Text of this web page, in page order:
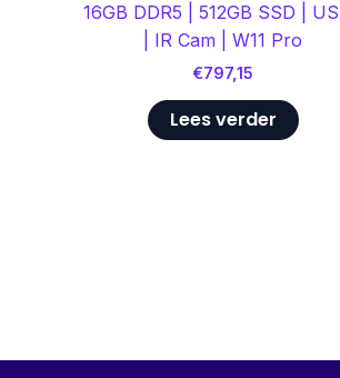
16GB DDR5 | 512GB SSD |
| IR Cam | W11 Pro
€797,15
Lees verder